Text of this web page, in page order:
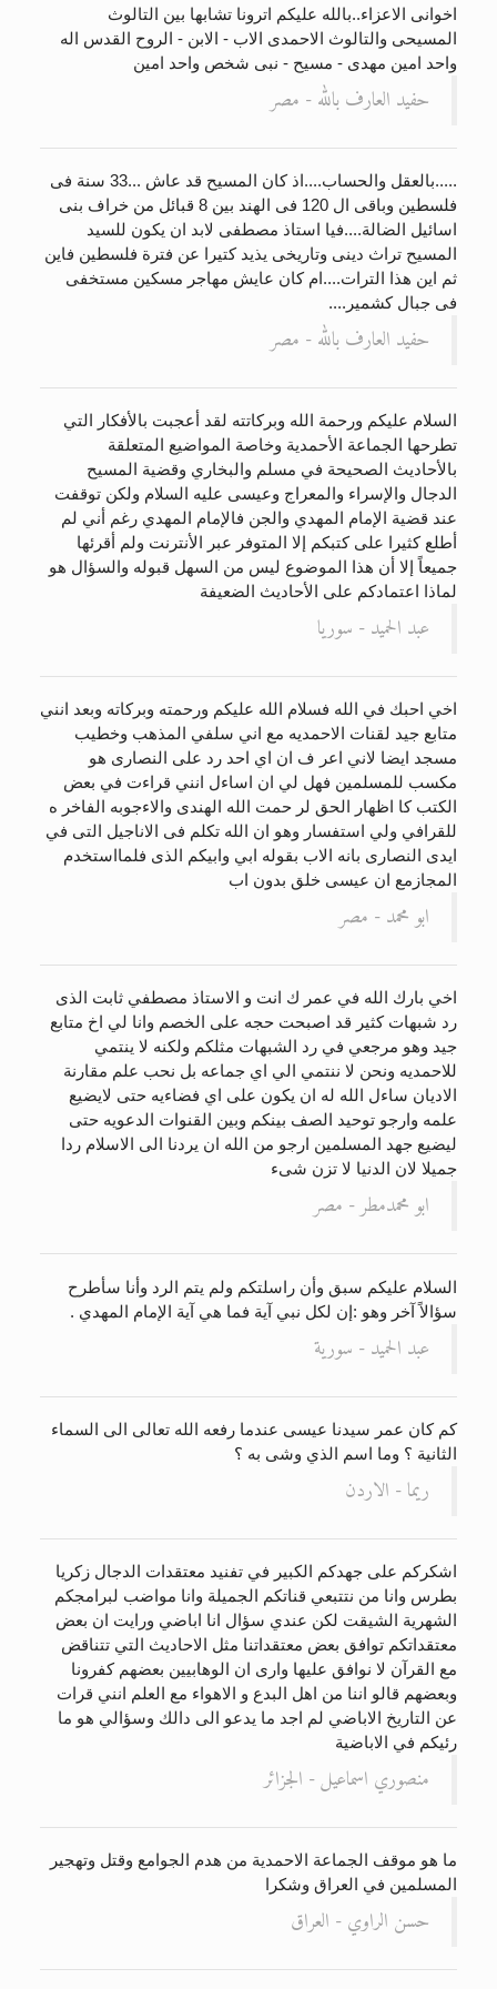
الحجّ.. دلالات، حِكم، وأهداف >> المزيد
اخوانى الاعزاء..بالله عليكم اترونا تشابها بين التالوث
المسيحى والتالوث الاحمدى الاب - الابن - الروح القدس اله
واحد امين مهدى - مسيح - نبى شخص واحد امين
حفيد العارف بالله - مصر
.....بالعقل والحساب....اذ كان المسيح قد عاش ...33 سنة فى
فلسطين وباقى ال 120 فى الهند بين 8 قبائل من خراف بنى
اسائيل الضالة....فيا استاذ مصطفى لابد ان يكون للسيد
المسيح تراث دينى وتاريخى يذيد كتيرا عن فترة فلسطين فاين
ثم اين هذا الترات....ام كان عايش مهاجر مسكين مستخفى
فى جبال كشمير....
حفيد العارف بالله - مصر
السلام عليكم ورحمة الله وبركاتته لقد أعجبت بالأفكار التي
تطرحها الجماعة الأحمدية وخاصة المواضيع المتعلقة
بالأحاديث الصحيحة في مسلم والبخاري وقضية المسيح
الدجال والإسراء والمعراج وعيسى عليه السلام ولكن توقفت
عند قضية الإمام المهدي والجن فالإمام المهدي رغم أني لم
أطلع كثيرا على كتبكم إلا المتوفر عبر الأنترنت ولم أقرئها
جميعاً إلا أن هذا الموضوع ليس من السهل قبوله والسؤال هو
لماذا اعتمادكم على الأحاديث الضعيفة
عبد الحميد - سوريا
اخي احبك في الله فسلام الله عليكم ورحمته وبركاته وبعد انني
متابع جيد لقنات الاحمديه مع اني سلفي المذهب وخطيب
مسجد ايضا لاني اعر ف ان اي احد رد على النصارى هو
مكسب للمسلمين فهل لي ان اساءل انني قراءت في بعض
الكتب كا اظهار الحق لر حمت الله الهندى والاءجوبه الفاخر ه
للقرافي ولي استفسار وهو ان الله تكلم فى الاناجيل التى في
ايدى النصارى بانه الاب بقوله ابي وابيكم الذى فلمااستخدم
المجازمع ان عيسى خلق بدون اب
ابو محمد - مصر
اخي بارك الله في عمر ك انت و الاستاذ مصطفي ثابت الذى
رد شبهات كثير قد اصبحت حجه على الخصم وانا لي اخ متابع
جيد وهو مرجعي في رد الشبهات مثلكم ولكنه لا ينتمي
للاحمديه ونحن لا ننتمي الي اي جماعه بل نحب علم مقارنة
الاديان ساءل الله له ان يكون على اي فضاءيه حتى لايضيع
علمه وارجو توحيد الصف بينكم وبين القنوات الدعويه حتى
ليضيع جهد المسلمين ارجو من الله ان يردنا الى الاسلام ردا
جميلا لان الدنيا لا تزن شىء
ابو محمدمطر - مصر
السلام عليكم سبق وأن راسلتكم ولم يتم الرد وأنا سأطرح
سؤالاً آخر وهو :إن لكل نبي آية فما هي آية الإمام المهدي .
عبد الحميد - سورية
كم كان عمر سيدنا عيسى عندما رفعه الله تعالى الى السماء
الثانية ؟ وما اسم الذي وشى به ؟
ريما - الاردن
اشكركم على جهدكم الكبير في تفنيد معتقدات الدجال زكريا
بطرس وانا من نتتبعي قناتكم الجميلة وانا مواضب لبرامجكم
الشهرية الشيقت لكن عندي سؤال انا اباضي ورايت ان بعض
معتقداتكم توافق بعض معتقداتنا مثل الاحاديث التي تتناقض
مع القرآن لا نوافق عليها وارى ان الوهابيين بعضهم كفرونا
وبعضهم قالو اننا من اهل البدع و الاهواء مع العلم انني قرات
عن التاريخ الاباضي لم اجد ما يدعو الى دالك وسؤالي هو ما
رئيكم في الاباضية
منصوري اسماعيل - الجزائر
ما هو موقف الجماعة الاحمدية من هدم الجوامع وقتل وتهجير
المسلمين في العراق وشكرا
حسن الراوي - العراق